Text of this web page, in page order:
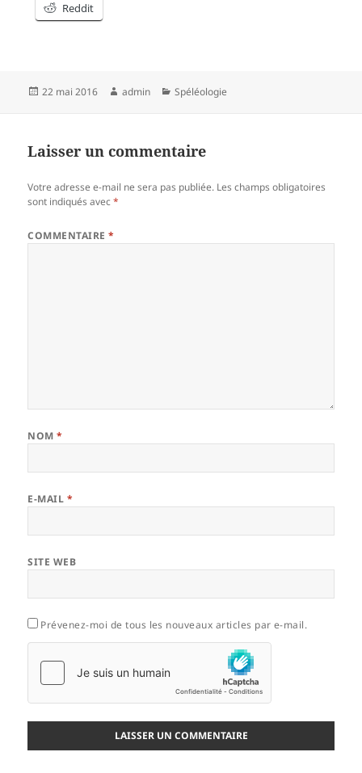
Reddit
Publié
22 mai 2016 Auteur
admin Catégories
Spéléologie
Laisser un commentaire
Votre adresse e-mail ne sera pas publiée. Les champs obligatoires
sont indiqués avec*
COMMENTAIRE*
NOM*
E-MAIL *
SITE WEB
Prévenez-moi de tous les nouveaux articles par e-mail.